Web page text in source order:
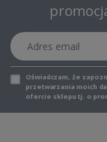
Adres email
Oświadczam, że
przetwarzania moich
ofercie sklepu tj. o